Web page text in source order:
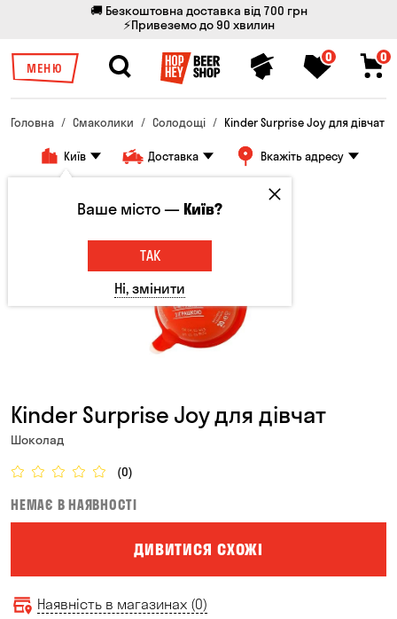
🚚 Безкоштовна доставка від 700 грн
⚡Привеземо до 90 хвилин
МЕНЮ
0 0
Головна Смаколики Солодощі Kinder Surprise Joy для дівчат
Київ Доставка Вкажіть адресу
Kinder Surprise Joy для дівчат
Шоколад
(0)
НЕМАЄ В НАЯВНОСТІ
ДИВИТИСЯ СХОЖІ
Наявність в магазинах (0)
Ваше місто —Київ?
ТАК
Ні, змінити